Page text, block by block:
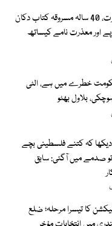
خوشگوار حیرت، 40 سالہ مسروقہ کتاب دکان
روپے اور معذرت نامے کیساتھ
خطرے میں ہے، الٹی
بلاول بھٹو
کہ کتنے فلسطینی بچے
صدمے میں آگئی: سابق
کا تیسرا مرحلہ؛ ضلع